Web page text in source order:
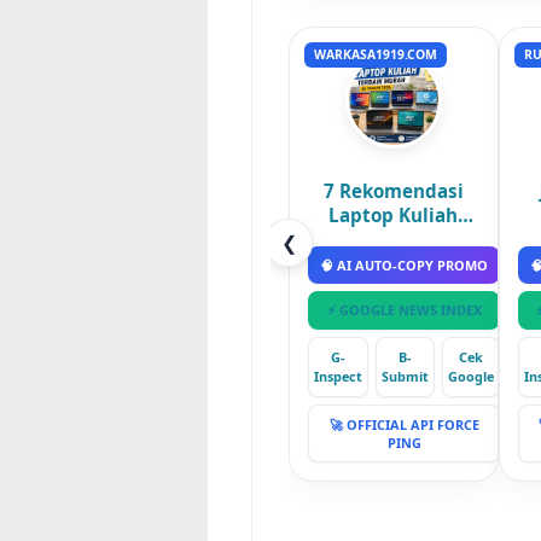
❮
WARKASA1919.COM
7 Rekomendasi
Laptop Kuliah
🧠 AI AUTO-COPY PROMO
⚡ GOOGLE NEWS INDEX
G-
Inspect
B-
Submit
Cek
Google
🚀 OFFICIAL API FORCE
PING